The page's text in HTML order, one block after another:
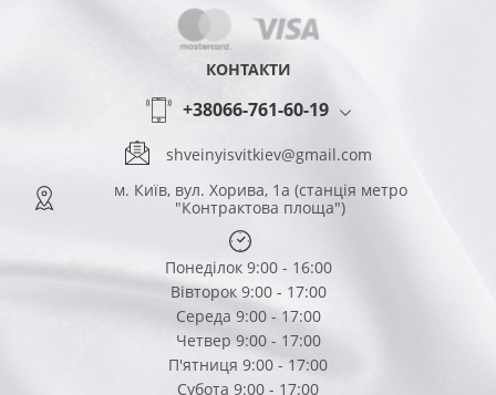
КОНТАКТИ
+38066-761-60-19
shveinyisvitkiev@gmail.com
м. Київ, вул. Хорива, 1а (станція метро
"Контрактова площа")
Понеділок 9:00 - 16:00
Вівторок 9:00 - 17:00
Середа 9:00 - 17:00
Четвер 9:00 - 17:00
П'ятниця 9:00 - 17:00
Субота 9:00 - 17:00